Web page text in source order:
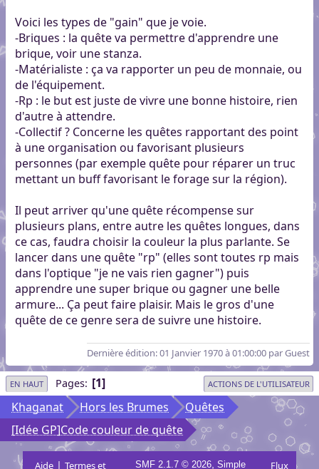
Voici les types de "gain" que je voie.
-Briques : la quête va permettre d'apprendre une
brique, voir une stanza.
-Matérialiste : ça va rapporter un peu de monnaie, ou
de l'équipement.
-Rp : le but est juste de vivre une bonne histoire, rien
d'autre à attendre.
-Collectif ? Concerne les quêtes rapportant des point
à une organisation ou favorisant plusieurs
personnes (par exemple quête pour réparer un truc
mettant un buff favorisant le forage sur la région).
Il peut arriver qu'une quête récompense sur
plusieurs plans, entre autre les quêtes longues, dans
ce cas, faudra choisir la couleur la plus parlante. Se
lancer dans une quête "rp" (elles sont toutes rp mais
dans l'optique "je ne vais rien gagner") puis
apprendre une super brique ou gagner une belle
armure... Ça peut faire plaisir. Mais le gros d'une
quête de ce genre sera de suivre une histoire.
Dernière édition: 01 Janvier 1970 à 01:00:00 par Guest
EN HAUT Pages 1 ACTIONS DE L'UTILISATEUR
Khaganat Hors les Brumes
Quêtes
[Idée GP]Code couleur de quête
Aide |Termes et SMF 2.1.7 © 2026, Simple Flux